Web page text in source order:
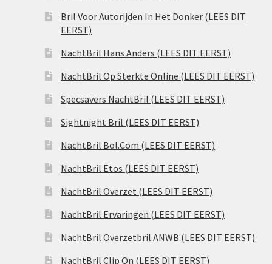
Bril Voor Autorijden In Het Donker (LEES DIT
EERST)
NachtBril Hans Anders (LEES DIT EERST)
NachtBril Op Sterkte Online (LEES DIT EERST)
Specsavers NachtBril (LEES DIT EERST)
Sightnight Bril (LEES DIT EERST)
NachtBril Bol.Com (LEES DIT EERST)
NachtBril Etos (LEES DIT EERST)
NachtBril Overzet (LEES DIT EERST)
NachtBril Ervaringen (LEES DIT EERST)
NachtBril Overzetbril ANWB (LEES DIT EERST)
NachtBril Clip On (LEES DIT EERST)